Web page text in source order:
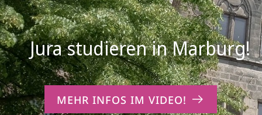
Jura studieren in Marburg!
MEHR INFOS IM VIDEO!